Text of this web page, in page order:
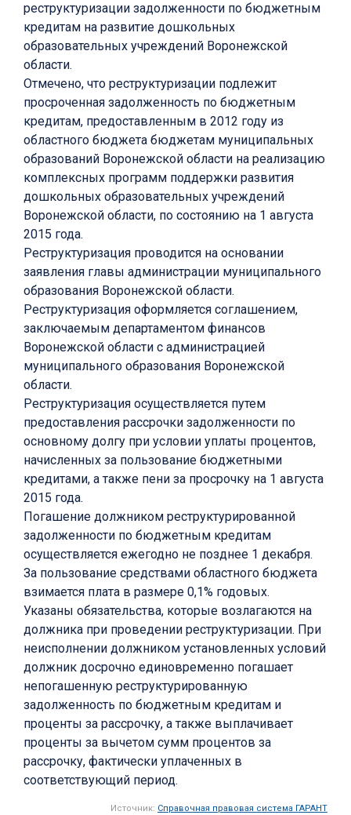
реструктуризации задолженности по бюджетным
кредитам на развитие дошкольных
образовательных учреждений Воронежской
области.
Отмечено, что реструктуризации подлежит
просроченная задолженность по бюджетным
кредитам, предоставленным в 2012 году из
областного бюджета бюджетам муниципальных
образований Воронежской области на реализацию
комплексных программ поддержки развития
дошкольных образовательных учреждений
Воронежской области, по состоянию на 1 августа
2015 года.
Реструктуризация проводится на основании
заявления главы администрации муниципального
образования Воронежской области.
Реструктуризация оформляется соглашением,
заключаемым департаментом финансов
Воронежской области с администрацией
муниципального образования Воронежской
области.
Реструктуризация осуществляется путем
предоставления рассрочки задолженности по
основному долгу при условии уплаты процентов,
начисленных за пользование бюджетными
кредитами, а также пени за просрочку на 1 августа
2015 года.
Погашение должником реструктурированной
задолженности по бюджетным кредитам
осуществляется ежегодно не позднее 1 декабря.
За пользование средствами областного бюджета
взимается плата в размере 0,1% годовых.
Указаны обязательства, которые возлагаются на
должника при проведении реструктуризации. При
неисполнении должником установленных условий
должник досрочно единовременно погашает
непогашенную реструктурированную
задолженность по бюджетным кредитам и
проценты за рассрочку, а также выплачивает
проценты за вычетом сумм процентов за
рассрочку, фактически уплаченных в
соответствующий период.
Источник: Справочная правовая система ГАРАНТ